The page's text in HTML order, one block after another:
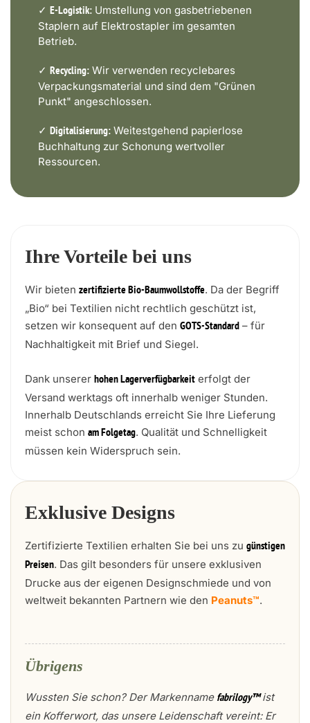
✓ E-Logistik: Umstellung von gasbetriebenen
Staplern auf Elektrostapler im gesamten
Betrieb.
✓ Recycling: Wir verwenden recyclebares
Verpackungsmaterial und sind dem "Grünen
Punkt" angeschlossen.
✓ Digitalisierung: Weitestgehend papierlose
Buchhaltung zur Schonung wertvoller
Ressourcen.
Ihre Vorteile bei uns
Wir bieten zertifizierte Bio-Baumwollstoffe. Da der Begriff
„Bio“ bei Textilien nicht rechtlich geschützt ist,
setzen wir konsequent auf den GOTS-Standard – für
Nachhaltigkeit mit Brief und Siegel.
Dank unserer hohen Lagerverfügbarkeit erfolgt der
Versand werktags oft innerhalb weniger Stunden.
Innerhalb Deutschlands erreicht Sie Ihre Lieferung
meist schon am Folgetag. Qualität und Schnelligkeit
müssen kein Widerspruch sein.
Exklusive Designs
Zertifizierte Textilien erhalten Sie bei uns zu günstigen
Preisen. Das gilt besonders für unsere exklusiven
Drucke aus der eigenen Designschmiede und von
weltweit bekannten Partnern wie den Peanuts™.
Übrigens
Wussten Sie schon? Der Markenname fabrilogy™ist
ein Kofferwort, das unsere Leidenschaft vereint: Er